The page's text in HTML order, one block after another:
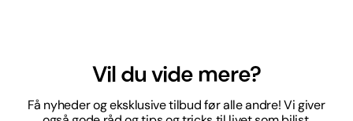
Vil du vide mere?
Få nyheder og eksklusive tilbud før alle andre! Vi giver